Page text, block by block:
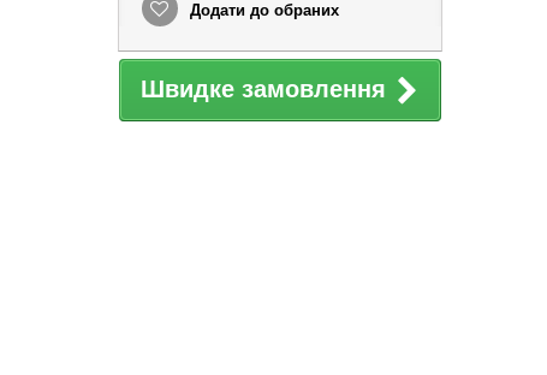
Додати до обраних
Швидке замовлення